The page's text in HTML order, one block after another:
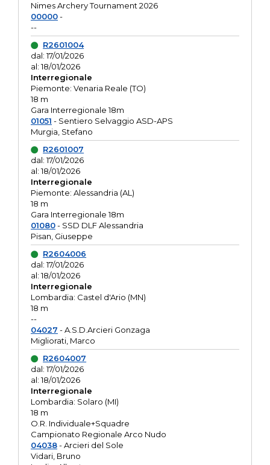
Nimes Archery Tournament 2026
00000-
--
R2601004
dal: 17/01/2026
al: 18/01/2026
Interregionale
Piemonte: Venaria Reale (TO)
18 m
Gara Interregionale 18m
01051 - Sentiero Selvaggio ASD-APS
Murgia, Stefano
R2601007
dal: 17/01/2026
al: 18/01/2026
Interregionale
Piemonte: Alessandria (AL)
18 m
Gara Interregionale 18m
01080- SSD DLF Alessandria
Pisan, Giuseppe
R2604006
dal: 17/01/2026
al: 18/01/2026
Interregionale
Lombardia: Castel d'Ario (MN)
18 m
--
04027 - A.S.D.Arcieri Gonzaga
Migliorati, Marco
R2604007
dal: 17/01/2026
al: 18/01/2026
Interregionale
Lombardia: Solaro (MI)
18 m
O.R. Individuale+Squadre
Campionato Regionale Arco Nudo
04038- Arcieri del Sole
Vidari, Bruno